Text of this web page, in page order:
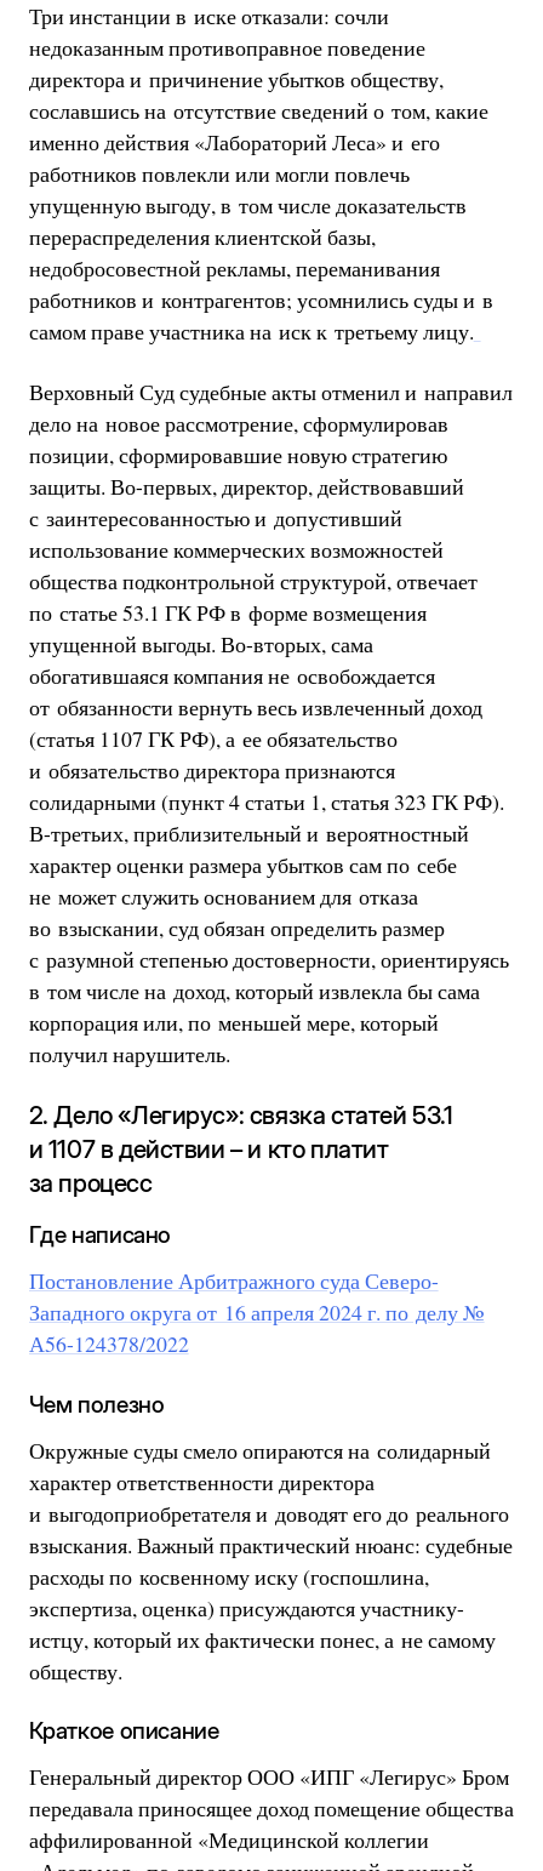
Три инстанции в иске отказали: сочли
недоказанным противоправное поведение
директора и причинение убытков обществу,
сославшись на отсутствие сведений о том, какие
именно действия «Лабораторий Леса» и его
работников повлекли или могли повлечь
упущенную выгоду, в том числе доказательств
перераспределения клиентской базы,
недобросовестной рекламы, переманивания
работников и контрагентов; усомнились суды и в
самом праве участника на иск к третьему лицу.
Верховный Суд судебные акты отменил и направил
дело на новое рассмотрение, сформулировав
позиции, сформировавшие новую стратегию
защиты. Во-первых, директор, действовавший
с заинтересованностью и допустивший
использование коммерческих возможностей
общества подконтрольной структурой, отвечает
по статье 53.1 ГК РФ в форме возмещения
упущенной выгоды. Во-вторых, сама
обогатившаяся компания не освобождается
от обязанности вернуть весь извлеченный доход
(статья 1107 ГК РФ), а ее обязательство
и обязательство директора признаются
солидарными (пункт 4 статьи 1, статья 323 ГК РФ).
В-третьих, приблизительный и вероятностный
характер оценки размера убытков сам по себе
не может служить основанием для отказа
во взыскании, суд обязан определить размер
с разумной степенью достоверности, ориентируясь
в том числе на доход, который извлекла бы сама
корпорация или, по меньшей мере, который
получил нарушитель.
2. Дело «Легирус»: связка статей 53.1
и 1107 в действии – и кто платит
за процесс
Где написано
Постановление Арбитражного суда Северо-
Западного округа от 16 апреля 2024 г. по делу №
А56-124378/2022
Чем полезно
Окружные суды смело опираются на солидарный
характер ответственности директора
и выгодоприобретателя и доводят его до реального
взыскания. Важный практический нюанс: судебные
расходы по косвенному иску (госпошлина,
экспертиза, оценка) присуждаются участнику-
истцу, который их фактически понес, а не самому
обществу.
Краткое описание
Генеральный директор ООО «ИПГ «Легирус» Бром
передавала приносящее доход помещение общества
аффилированной «Медицинской коллегии